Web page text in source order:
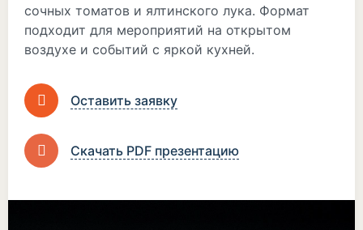
сочных томатов и ялтинского лука. Формат
подходит для мероприятий на открытом
воздухе и событий с яркой кухней.
Оставить заявку
Скачать PDF презентацию